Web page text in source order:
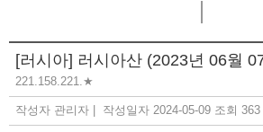
[러시아] 러시아산 (2023년 06월
221.158.221.★
작성자 관리자 | 작성일자 2024-05-09 조회 363